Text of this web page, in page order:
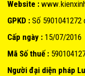
Website :
GPKD : Số 5901041272
Cấp ngày : 15/07/2016
Mã Số thuế :
Người đại diện pháp